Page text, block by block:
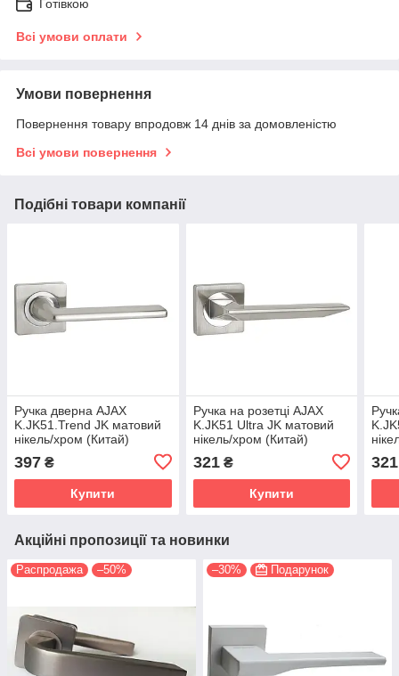
Готівкою
Всі умови оплати
Умови повернення
Повернення товару впродовж 14 днів за домовленістю
Всі умови повернення
Подібні товари компанії
Ручка дверна AJAX
K.JK51.Trend JK матовий
нікель/хром (Китай)
397 ₴
Купити
Ручка на розетці AJAX
K.JK51 Ultra JK матовий
нікель/хром (Китай)
321₴
Купити
321
Акційні пропозиції та новинки
Распродажа –50% –30% Подарунок